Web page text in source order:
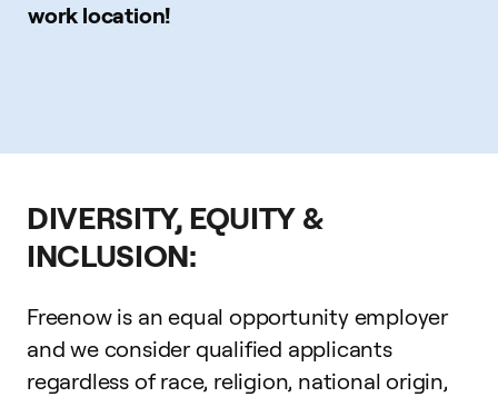
work location!
DIVERSITY, EQUITY &
INCLUSION:
Freenow is an equal opportunity employer
and we consider qualified applicants
regardless of race, religion, national origin,